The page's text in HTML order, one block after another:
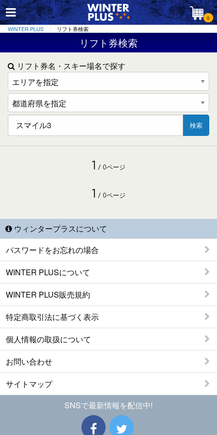
0
WINTER PLUS リフト券検索
リフト券検索
リフト券名・スキー場名で探す
検索
1 / 0ページ
1 / 0ページ
ウィンタープラスについて
パスワードをお忘れの場合
WINTER PLUSについて
WINTER PLUS販売規約
特定商取引法に基づく表示
個人情報の取扱について
お問い合わせ
サイトマップ
SNSで最新情報を配信中!